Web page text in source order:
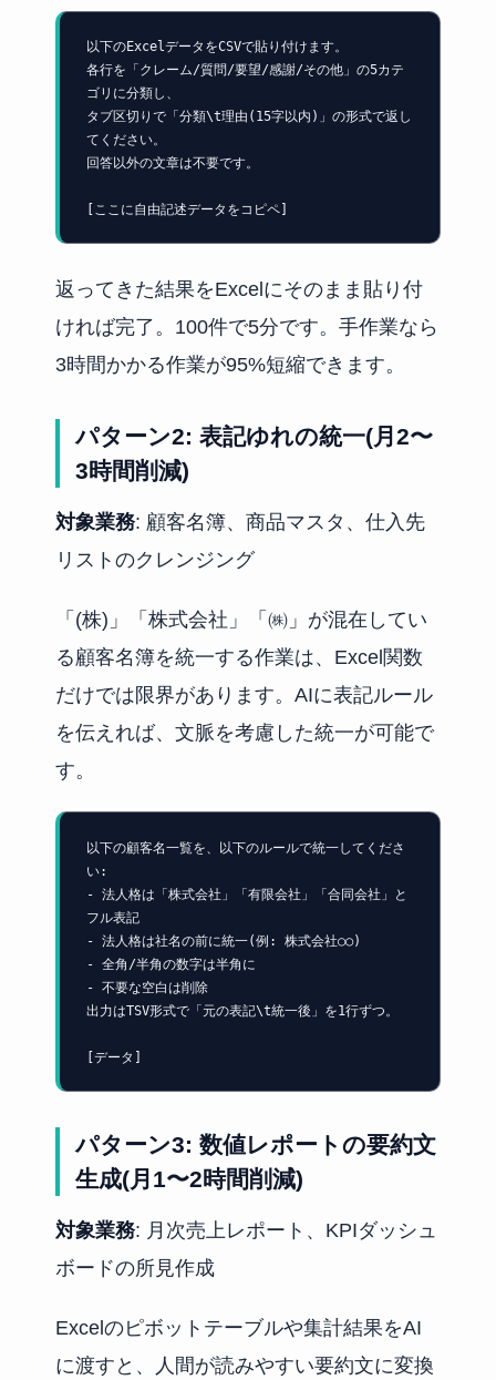
以下のExcelデータをCSVで貼り付けます。
各行を「クレーム/質問/要望/感謝/その他」の5カテ
ゴリに分類し、
タブ区切りで「分類\t理由(15字以内)」の形式で返し
てください。
回答以外の文章は不要です。
[ここに自由記述データをコピペ]
返ってきた結果をExcelにそのまま貼り付
ければ完了。100件で5分です。手作業なら
3時間かかる作業が95%短縮できます。
パターン2: 表記ゆれの統一(月2〜
3時間削減)
対象業務: 顧客名簿、商品マスタ、仕入先
リストのクレンジング
「(株)」「株式会社」「㈱」が混在してい
る顧客名簿を統一する作業は、Excel関数
だけでは限界があります。AIに表記ルール
を伝えれば、文脈を考慮した統一が可能で
す。
以下の顧客名一覧を、以下のルールで統一してくださ
い:
- 法人格は「株式会社」「有限会社」「合同会社」と
フル表記
- 法人格は社名の前に統一(例: 株式会社○○)
- 全角/半角の数字は半角に
- 不要な空白は削除
出力はTSV形式で「元の表記\t統一後」を1行ずつ。
[データ]
パターン3: 数値レポートの要約文
生成(月1〜2時間削減)
対象業務: 月次売上レポート、KPIダッシュ
ボードの所見作成
Excelのピボットテーブルや集計結果をAI
に渡すと、人間が読みやすい要約文に変換